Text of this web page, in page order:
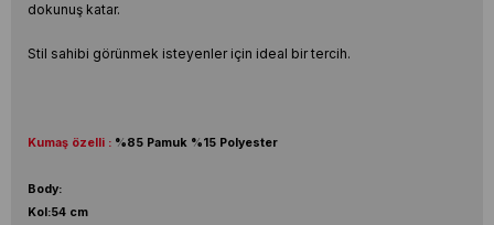
dokunuş katar.
Stil sahibi görünmek isteyenler için ideal bir tercih.
Kumaş özelli : %85 Pamuk %15 Polyester
Body:
Kol:54 cm